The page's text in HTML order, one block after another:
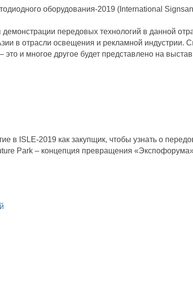
оборудования-2019 (International
передовых технологий в данной
в отрасли освещения и рекламной индустрии.
и многое другое будет представлено на
в ISLE-2019 как закупщик, чтобы узнать о
Park – концепция превращения